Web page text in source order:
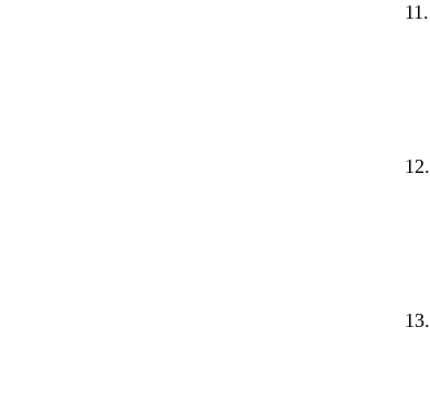
11.
12.
13.